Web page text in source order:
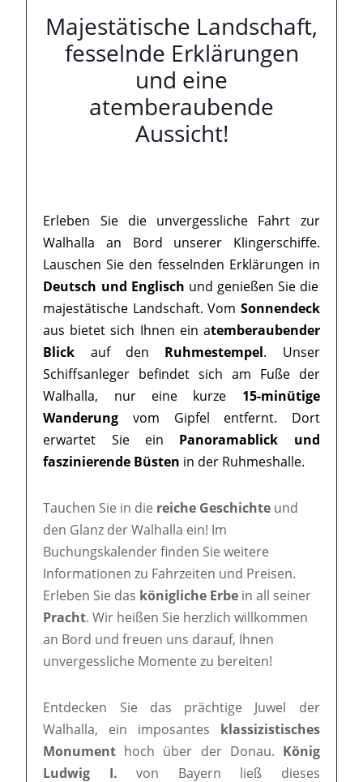
Majestätische Landschaft,
fesselnde Erklärungen
und eine
atemberaubende
Aussicht!
Erleben Sie die unvergessliche Fahrt zur
Walhalla an Bord unserer Klingerschiffe.
Lauschen Sie den fesselnden Erklärungen in
Deutsch und Englisch und genießen Sie die
majestätische Landschaft. Vom Sonnendeck
aus bietet sich Ihnen ein atemberaubender
Blick auf den Ruhmestempel. Unser
Schiffsanleger befindet sich am Fuße der
Walhalla, nur eine kurze 15-minütige
Wanderung vom Gipfel entfernt. Dort
erwartet Sie ein Panoramablick und
faszinierende Büsten in der Ruhmeshalle.
Tauchen Sie in die reiche Geschichte und
den Glanz der Walhalla ein! Im
Buchungskalender finden Sie weitere
Informationen zu Fahrzeiten und Preisen.
Erleben Sie das königliche Erbe in all seiner
Pracht. Wir heißen Sie herzlich willkommen
an Bord und freuen uns darauf, Ihnen
unvergessliche Momente zu bereiten!
Entdecken Sie das prächtige Juwel der
Walhalla, ein imposantes klassizistisches
Monument hoch über der Donau. König
Ludwig I. von Bayern ließ dieses